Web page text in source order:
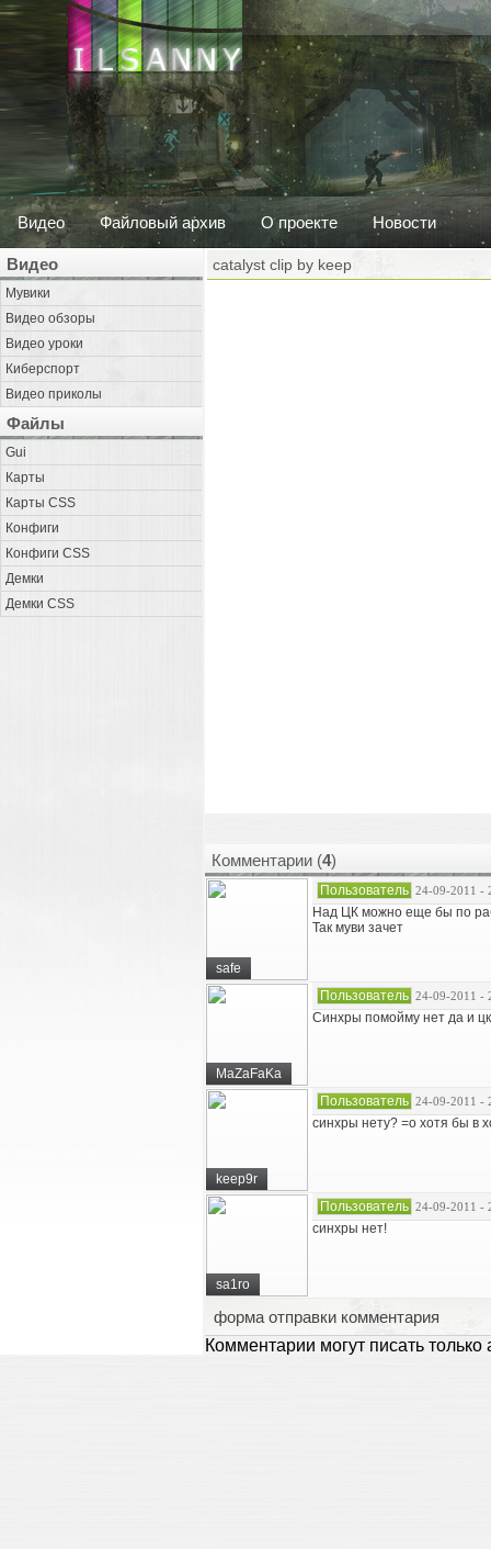
Видео Файловый архив О проекте Новости
Видео
Мувики
Видео обзоры
Видео уроки
Киберспорт
Видео приколы
Файлы
Gui
Карты
Карты CSS
Конфиги
Конфиги CSS
Демки
Демки CSS
catalyst clip by keep
Комментарии (4)
safe
Пользователь 24-09-2011 -
Над ЦК можно еще бы по
Так муви зачет
MaZaFaKa
Пользователь 24-09-2011 -
Синхры помойму нет да и
keep9r
Пользователь 24-09-2011 -
синхры нету? =о хотя бы в
sa1ro
Пользователь 24-09-2011 -
синхры нет!
форма отправки комментария
Комментарии могут писать